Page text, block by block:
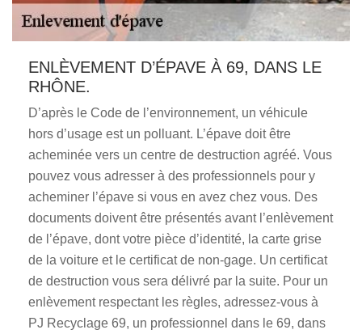
ENLÈVEMENT D’ÉPAVE À 69, DANS LE
RHÔNE.
D’après le Code de l’environnement, un véhicule
hors d’usage est un polluant. L’épave doit être
acheminée vers un centre de destruction agréé. Vous
pouvez vous adresser à des professionnels pour y
acheminer l’épave si vous en avez chez vous. Des
documents doivent être présentés avant l’enlèvement
de l’épave, dont votre pièce d’identité, la carte grise
de la voiture et le certificat de non-gage. Un certificat
de destruction vous sera délivré par la suite. Pour un
enlèvement respectant les règles, adressez-vous à
PJ Recyclage 69, un professionnel dans le 69, dans